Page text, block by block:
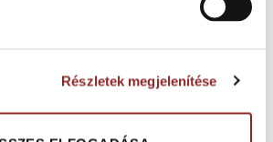
Részletek megjelenítése
AJÁNLATKÉRÉS